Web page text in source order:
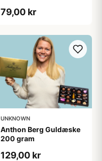
79,00 kr
UNKNOWN
Anthon Berg Guldæske
200 gram
129,00 kr